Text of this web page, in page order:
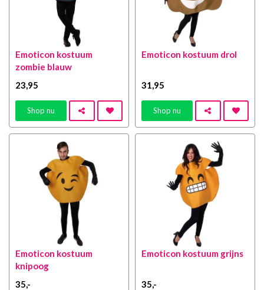
Emoticon kostuum
zombie blauw
23 ,95
Shop nu
Emoticon kostuum drol
31 ,95
Shop nu
Emoticon kostuum
knipoog
35 ,-
Emoticon kostuum grijns
35 ,-